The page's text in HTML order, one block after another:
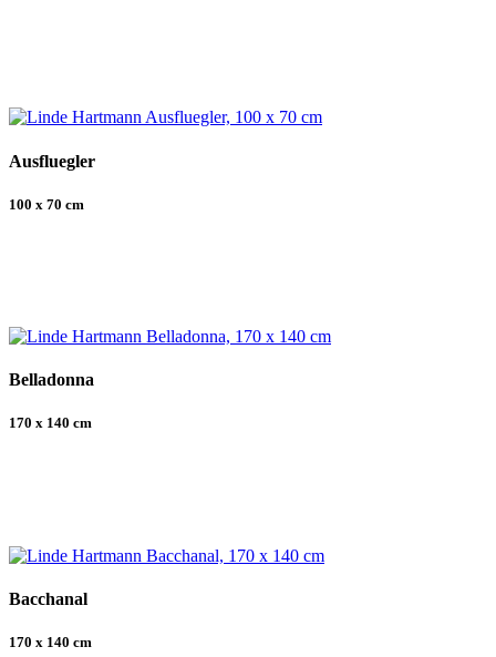
Ausfluegler
100 x 70 cm
Belladonna
170 x 140 cm
Bacchanal
170 x 140 cm